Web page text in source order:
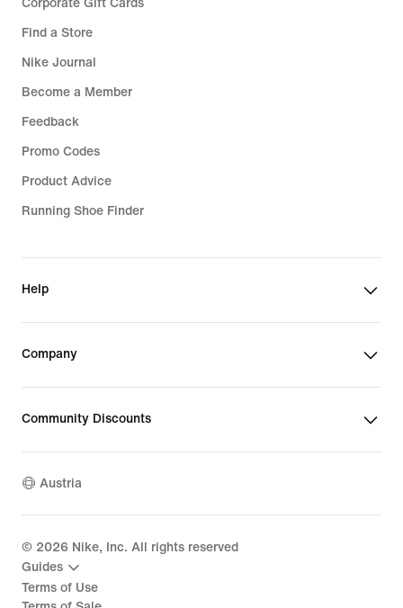
Corporate Gift Cards
Find a Store
Nike Journal
Become a Member
Feedback
Promo Codes
Product Advice
Running Shoe Finder
Help
Company
Community Discounts
Austria
© 2026 Nike, Inc. All rights reserved
Guides
Terms of Use